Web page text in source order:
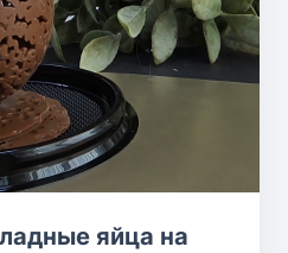
яйца на